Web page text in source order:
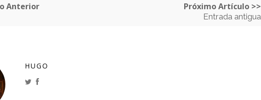
Anterior Próximo Artículo >>
Entrada antigua
HUGO